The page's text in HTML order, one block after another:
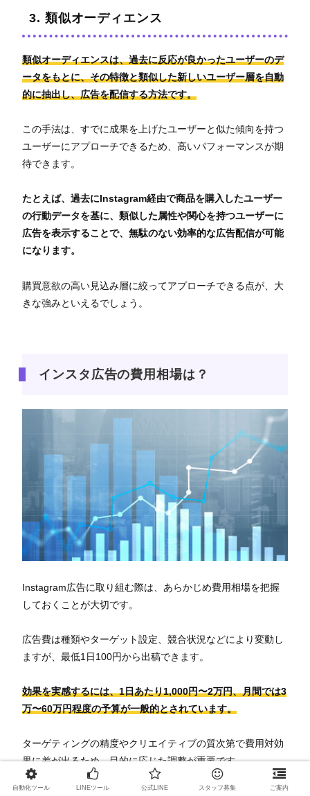
3. 類似オーディエンス
類似オーディエンスは、過去に反応が良かったユーザーのデ
ータをもとに、その特徴と類似した新しいユーザー層を自動
的に抽出し、広告を配信する方法です。
この手法は、すでに成果を上げたユーザーと似た傾向を持つ
ユーザーにアプローチできるため、高いパフォーマンスが期
待できます。
たとえば、過去にInstagram経由で商品を購入したユーザー
の行動データを基に、類似した属性や関心を持つユーザーに
広告を表示することで、無駄のない効率的な広告配信が可能
になります。
購買意欲の高い見込み層に絞ってアプローチできる点が、大
きな強みといえるでしょう。
インスタ広告の費用相場は？
Instagram広告に取り組む際は、あらかじめ費用相場を把握
しておくことが大切です。
広告費は種類やターゲット設定、競合状況などにより変動し
ますが、最低1日100円から出稿できます。
効果を実感するには、1日あたり1,000円〜2万円、月間では3
万〜60万円程度の予算が一般的とされています。
ターゲティングの精度やクリエイティブの質次第で費用対効
果に差が出るため、目的に応じた調整が重要です。
自動化ツール LINEツール 公式LINE スタッフ募集 ご案内